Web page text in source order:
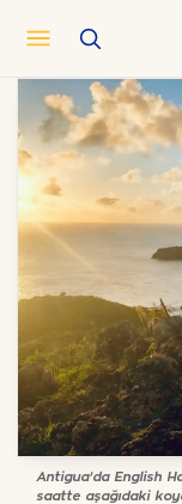
Antigua'da English
saatte aşağıdaki